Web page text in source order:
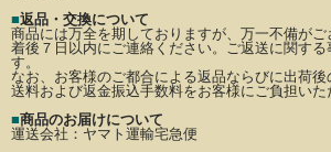
■返品・交換について
商品には万全を期しておりますが、万一不備がご
着後７日以内にご連絡ください。
ご返送に関す
す。
なお、お客様のご都合による返品ならびに出荷
送料および返金振込手数料をお客様にご負担いた
■商品のお届けについて
運送会社： ヤマト運輸宅急便